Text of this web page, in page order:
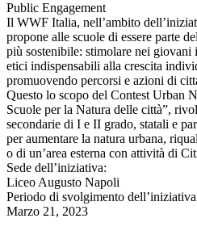
Public Engagement
Il WWF Italia, nell’ambito
propone alle scuole di essere parte
più sostenibile: stimolare nei
etici indispensabili alla crescita
promuovendo percorsi e azioni di
Questo lo scopo del Contest Urban
Scuole per la Natura delle città”,
secondarie di I e II grado, statali e
per aumentare la natura urbana,
o di un’area esterna con attività di
Sede dell’iniziativa:
Liceo Augusto Napoli
Periodo di svolgimento
Marzo 21, 2023